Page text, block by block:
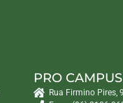
PRO
Rua Firmino Pires,